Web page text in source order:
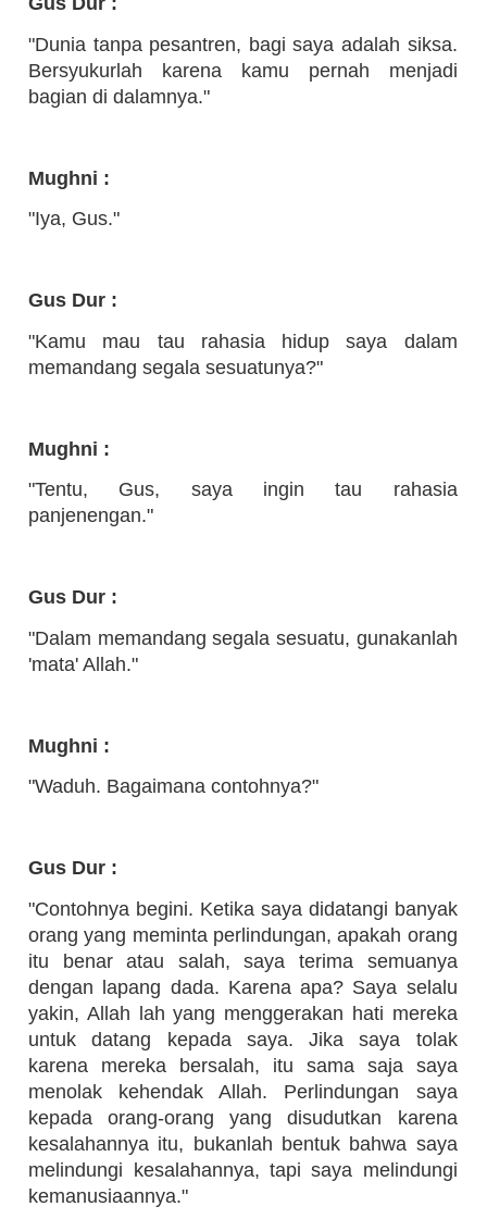
"Dunia tanpa pesantren, bagi saya adalah siksa.
Bersyukurlah karena kamu pernah menjadi
bagian di dalamnya."
Mughni :
"Iya, Gus."
Gus Dur :
"Kamu mau tau rahasia hidup saya dalam
memandang segala sesuatunya?"
Mughni :
"Tentu, Gus, saya ingin tau rahasia
panjenengan."
Gus Dur :
"Dalam memandang segala sesuatu, gunakanlah
'mata' Allah."
Mughni :
"Waduh. Bagaimana contohnya?"
Gus Dur :
"Contohnya begini. Ketika saya didatangi banyak
orang yang meminta perlindungan, apakah orang
itu benar atau salah, saya terima semuanya
dengan lapang dada. Karena apa? Saya selalu
yakin, Allah lah yang menggerakan hati mereka
untuk datang kepada saya. Jika saya tolak
karena mereka bersalah, itu sama saja saya
menolak kehendak Allah. Perlindungan saya
kepada orang-orang yang disudutkan karena
kesalahannya itu, bukanlah bentuk bahwa saya
melindungi kesalahannya, tapi saya melindungi
kemanusiaannya."